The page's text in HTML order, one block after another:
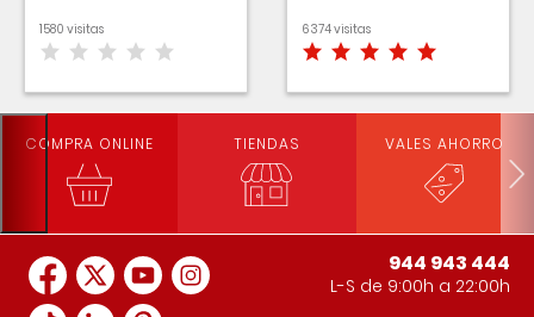
1580 visitas 6374 visitas
COMPRA ONLINE TIENDAS VALES AHORRO
944 943 444
L-S de 9:00h a 22:00h